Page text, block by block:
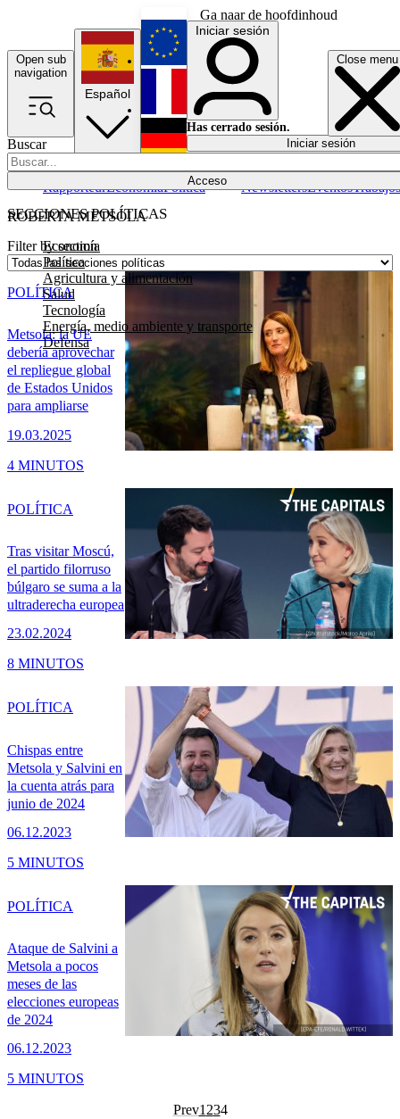
Ga naar de hoofdinhoud
Open sub
navigation
Close menu
Buscar
Acceso
SECCIONES POLÍTICAS
Economía
Política
Agricultura y alimentación
Salud
Tecnología
Energía, medio ambiente y transporte
Defensa
RapporteurEconomíaPolítica NewslettersEventosTrabajos
Español
English
Français
Iniciar sesión
Has cerrado sesión.
Iniciar sesión
ROBERTA METSOLA
Filter by section
Metsola: la UE
debería aprovechar
el repliegue global
de Estados Unidos
para ampliarse
19.03.2025
POLÍTICA
4 MINUTOS
Tras visitar Moscú,
el partido filorruso
búlgaro se suma a la
ultraderecha europea
23.02.2024
POLÍTICA
8 MINUTOS
Chispas entre
Metsola y Salvini en
la cuenta atrás para
junio de 2024
06.12.2023
POLÍTICA
5 MINUTOS
Ataque de Salvini a
Metsola a pocos
meses de las
elecciones europeas
de 2024
06.12.2023
POLÍTICA
5 MINUTOS
Prev1 234